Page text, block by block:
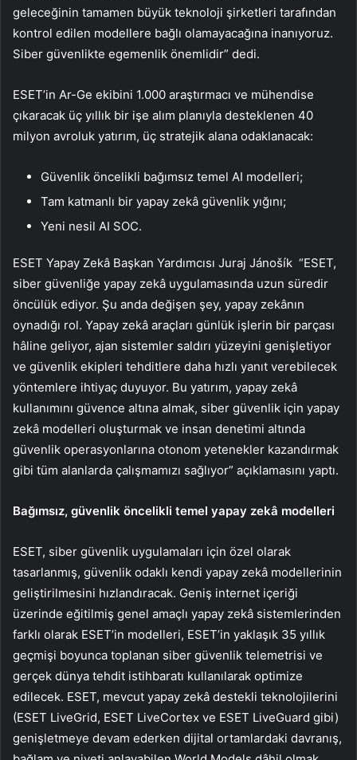
geleceğinin tamamen büyük teknoloji şirketleri tarafından
kontrol edilen modellere bağlı olamayacağına inanıyoruz.
Siber güvenlikte egemenlik önemlidir” dedi.
ESET’in Ar-Ge ekibini 1.000 araştırmacı ve mühendise
çıkaracak üç yıllık bir işe alım planıyla desteklenen 40
milyon avroluk yatırım, üç stratejik alana odaklanacak:
Güvenlik öncelikli bağımsız temel AI modelleri;
Tam katmanlı bir yapay zekâ güvenlik yığını;
Yeni nesil AI SOC.
ESET Yapay Zekâ Başkan Yardımcısı Juraj Jánošík “ESET,
siber güvenliğe yapay zekâ uygulamasında uzun süredir
öncülük ediyor. Şu anda değişen şey, yapay zekânın
oynadığı rol. Yapay zekâ araçları günlük işlerin bir parçası
hâline geliyor, ajan sistemler saldırı yüzeyini genişletiyor
ve güvenlik ekipleri tehditlere daha hızlı yanıt verebilecek
yöntemlere ihtiyaç duyuyor. Bu yatırım, yapay zekâ
kullanımını güvence altına almak, siber güvenlik için yapay
zekâ modelleri oluşturmak ve insan denetimi altında
güvenlik operasyonlarına otonom yetenekler kazandırmak
gibi tüm alanlarda çalışmamızı sağlıyor” açıklamasını yaptı.
Bağımsız, güvenlik öncelikli temel yapay zekâ modelleri
ESET, siber güvenlik uygulamaları için özel olarak
tasarlanmış, güvenlik odaklı kendi yapay zekâ modellerinin
geliştirilmesini hızlandıracak. Geniş internet içeriği
üzerinde eğitilmiş genel amaçlı yapay zekâ sistemlerinden
farklı olarak ESET’in modelleri, ESET’in yaklaşık 35 yıllık
geçmişi boyunca toplanan siber güvenlik telemetrisi ve
gerçek dünya tehdit istihbaratı kullanılarak optimize
edilecek. ESET, mevcut yapay zekâ destekli teknolojilerini
(ESET LiveGrid, ESET LiveCortex ve ESET LiveGuard gibi)
genişletmeye devam ederken dijital ortamlardaki davranış,